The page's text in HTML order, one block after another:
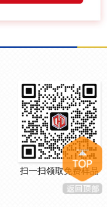
扫一扫领取免费样品